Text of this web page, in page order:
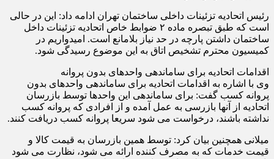
رئیس اتحادیه تزئینات داخلی ساختمان تهران ادامه داد: این در حالی
است که طبق تبصره ماده ۲ ضوابط خاص اتحادیه تزئینات داخل
ساختمان داشتن پارچه در حد نیاز بلامانع است. امیدواریم در
کمیسیون محترم تشخیص اتاق به این موضوع رسیدگی شود.
اقدامات اتحادیه برای ساماندهی واحدهای بدون پروانه
وی با اشاره به اقدامات اتحادیه برای ساماندهی واحدهای بدون
پروانه کسب گفت: برای ساماندهی این واحدها توسط بازرسان
اتحادیه از آنها بازرسی به عمل آمده و از افرادی که پروانه کسب
نداشته باشند، درخواست می شود سریعا پروانه کسب دریافت کنند.
میلانی همچنین بیان کرد: توسط همین بازرسان به قیمت کالا و
قیمت خدمات که به مصرف کننده ارائه می شود، نظارت می شود